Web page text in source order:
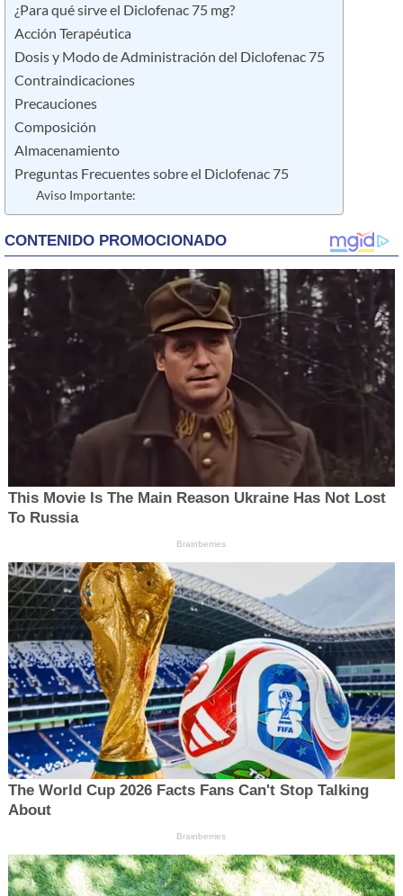
¿Para qué sirve el Diclofenac 75 mg?
Acción Terapéutica
Dosis y Modo de Administración del Diclofenac 75
Contraindicaciones
Precauciones
Composición
Almacenamiento
Preguntas Frecuentes sobre el Diclofenac 75
Aviso Importante: